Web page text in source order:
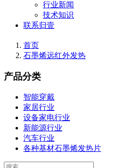
行业新闻
技术知识
联系归壹
首页
石墨烯远红外发热
产品分类
智能穿戴
家居行业
设备家电行业
新能源行业
汽车行业
各种基材石墨烯发热片